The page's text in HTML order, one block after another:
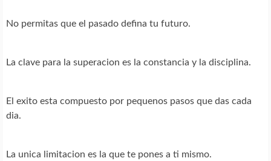
No permitas que el pasado defina tu futuro.
La clave para la superacion es la constancia y la disciplina.
El exito esta compuesto por pequenos pasos que das cada
dia.
La unica limitacion es la que te pones a ti mismo.